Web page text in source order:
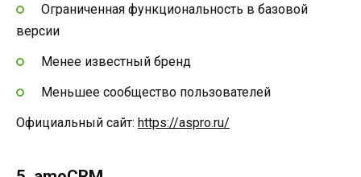
Ограниченная функциональность в базовой
версии
Менее известный бренд
Меньшее сообщество пользователей
Официальный сайт: https://aspro.ru/